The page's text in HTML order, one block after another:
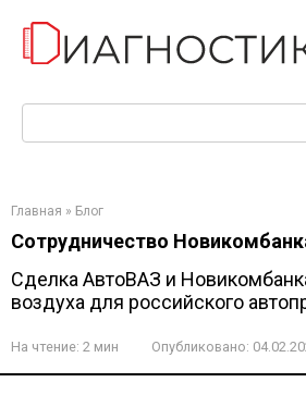
контенту
Главная » Блог
Сотрудничество
Сделка АвтоВАЗ и
воздуха для российского
На чтение: 2 мин Опубликовано: